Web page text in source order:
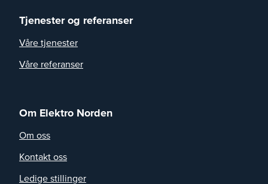
Tjenester og referanser
Våre tjenester
Våre referanser
Om Elektro Norden
Om oss
Kontakt oss
Ledige stillinger